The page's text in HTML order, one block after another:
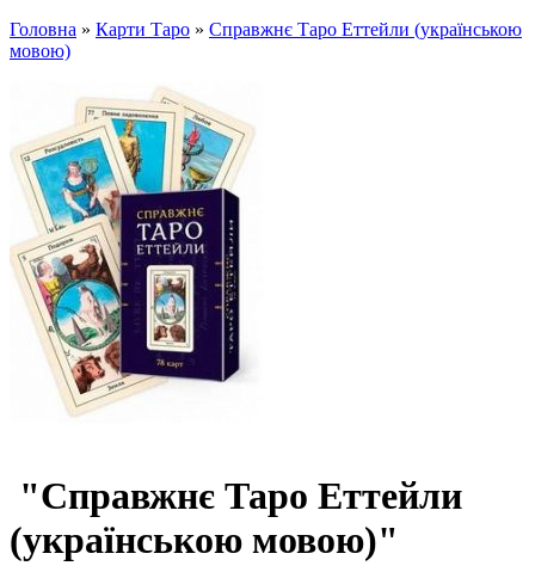
Головна » Карти Таро » Справжнє Таро Еттейли (українською
мовою)
"Справжнє Таро Еттейли
(українською мовою)"